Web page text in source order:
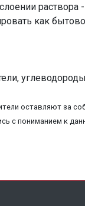
как
оставляют за
с пониманием к